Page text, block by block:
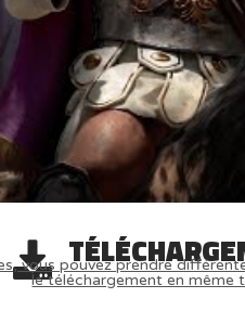
vous pouvez prendre
le téléchargement en même